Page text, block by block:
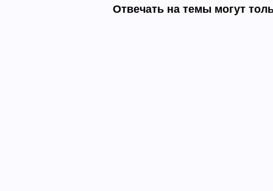
Отвечать на темы могут